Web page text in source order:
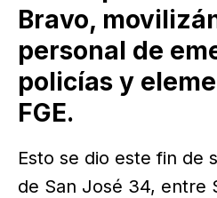
Bravo,
personal de
policías y
FGE.
Esto se dio este fin de
de San José 34, entre